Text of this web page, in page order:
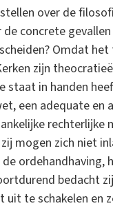
over de
concrete
Omdat
zijn
staat in handen
een adequate en
rechterlijke
mogen zich niet
ordehandhaving,
bedacht
te schakelen en